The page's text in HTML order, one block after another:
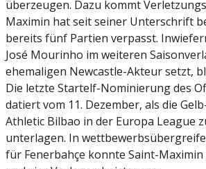
überzeugen. Dazu kommt
Maximin hat seit seiner Unterschrift
bereits fünf Partien verpasst.
José Mourinho im weiteren
ehemaligen Newcastle-Akteur setzt,
Die letzte Startelf-Nominierung des
datiert vom 11. Dezember, als die
Athletic Bilbao in der Europa League
unterlagen. In
für Fenerbahçe konnte Saint-